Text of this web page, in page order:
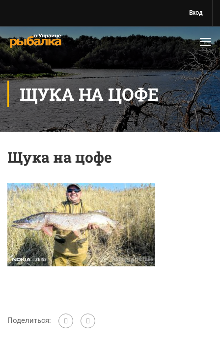
Вход
ЩУКА НА ЦОФЕ
Щука на цофе
Поделиться: